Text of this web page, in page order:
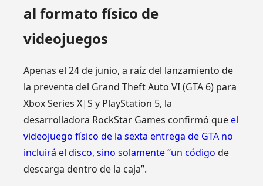
al formato físico de
videojuegos
Apenas el 24 de junio, a raíz del lanzamiento de
la preventa del Grand Theft Auto VI (GTA 6) para
Xbox Series X|S y PlayStation 5, la
desarrolladora RockStar Games confirmó queel
videojuego físico de la sexta entrega de GTA no
incluirá el disco, sino solamente “un código de
descarga dentro de la caja”.